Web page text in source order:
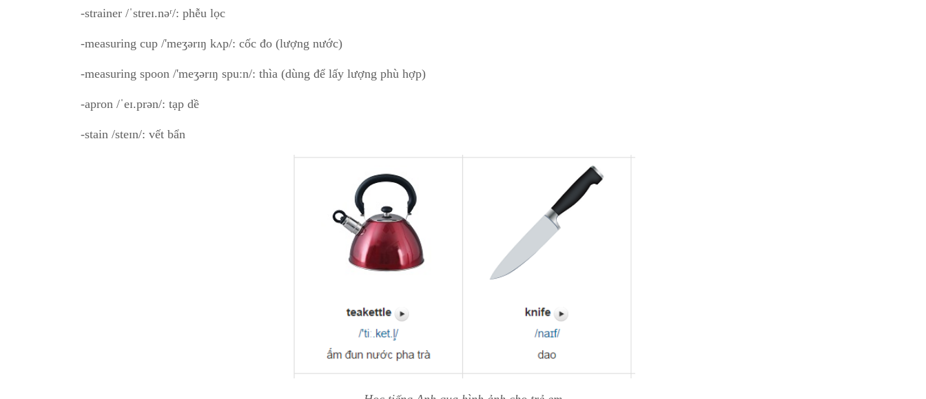
-strainer /ˈstreɪ.nəʳ/: phễu lọc
-measuring cup /'meʒərɪŋ kʌp/: cốc đo (lượng nước)
-measuring spoon /'meʒərɪŋ spuːn/: thìa (dùng để lấy lượng phù hợp)
-apron /ˈeɪ.prən/: tạp dề
-stain /steɪn/: vết bẩn